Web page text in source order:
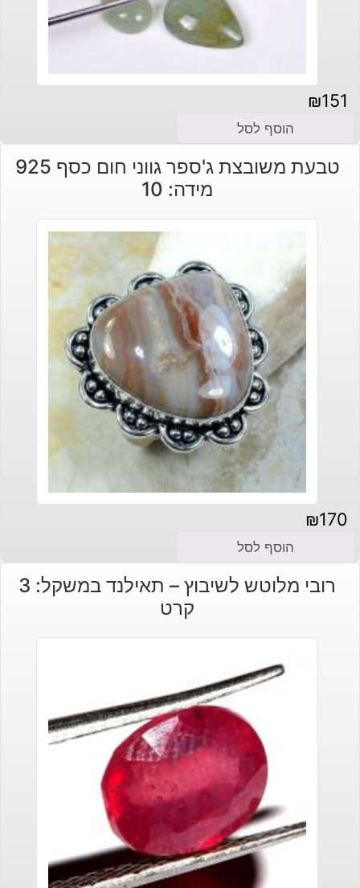
₪151
הוסף לסל
טבעת משובצת ג'ספר גווני חום כסף 925
מידה: 10
₪170
הוסף לסל
רובי מלוטש לשיבוץ – תאילנד במשקל: 3
קרט